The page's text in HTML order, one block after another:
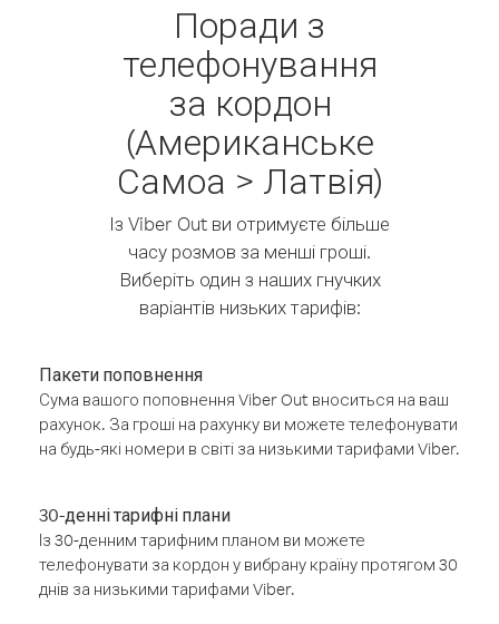
Поради з
телефонування
за кордон
(Американське
Самоа > Латвія)
Із Viber Out ви отримуєте більше
часу розмов за менші гроші.
Виберіть один з наших гнучких
варіантів низьких тарифів:
Пакети поповнення
Сума вашого поповнення Viber Out вноситься на ваш
рахунок. За гроші на рахунку ви можете телефонувати
на будь-які номери в світі за низькими тарифами Viber.
30-денні тарифні плани
Із 30-денним тарифним планом ви можете
телефонувати за кордон у вибрану країну протягом 30
днів за низькими тарифами Viber.